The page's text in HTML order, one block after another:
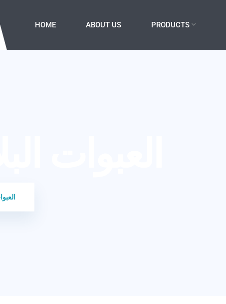
HOME ABOUT US PRODUCTS